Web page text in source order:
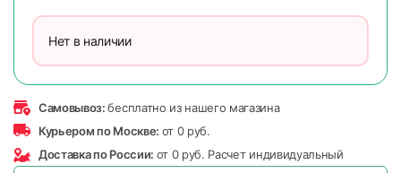
Нет в наличии
Самовывоз:бесплатно из нашего магазина
Курьером по Москве: от 0 руб.
Доставка по России: от 0 руб. Расчет индивидуальный